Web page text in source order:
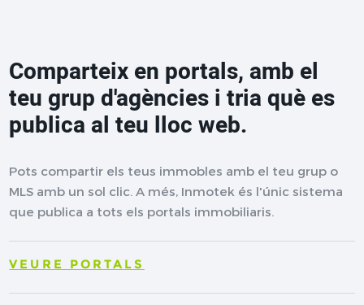
Comparteix en portals, amb el
teu grup d'agències i tria què es
publica al teu lloc web.
Pots compartir els teus immobles amb el teu grup o
MLS amb un sol clic. A més, Inmotek és l'únic sistema
que publica a tots els portals immobiliaris.
VEURE PORTALS